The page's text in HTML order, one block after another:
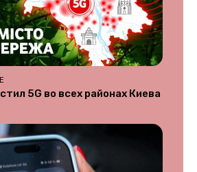
5G во всех районах Киева